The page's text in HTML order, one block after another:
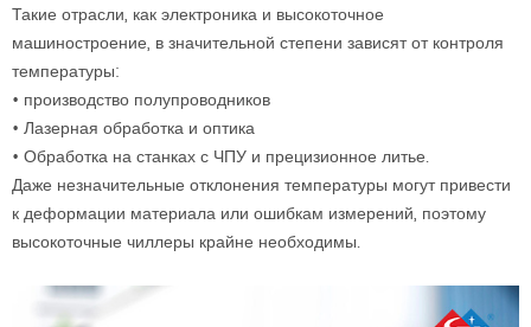
Такие отрасли, как электроника и высокоточное
машиностроение, в значительной степени зависят от контроля
температуры:
• производство полупроводников
• Лазерная обработка и оптика
• Обработка на станках с ЧПУ и прецизионное литье.
Даже незначительные отклонения температуры могут привести
к деформации материала или ошибкам измерений, поэтому
высокоточные чиллеры крайне необходимы.